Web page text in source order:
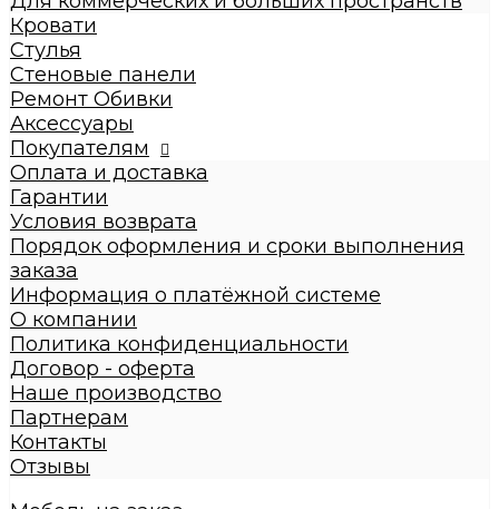
Модульные диваны
Для коммерческих и больших пространств
Кровати
Детские кровати
Кровати взрослые
Стулья
Стеновые панели
Ремонт Обивки
Галерея
Кровати
Стулья
Стеновые панели
Ремонт Обивки
Аксессуары
Покупателям
Оплата и доставка
Гарантии
Условия возврата
Порядок оформления и сроки выполнения
заказа
Информация о платёжной системе
О компании
Политика конфиденциальности
Договор - оферта
Наше производство
Партнерам
Контакты
Отзывы